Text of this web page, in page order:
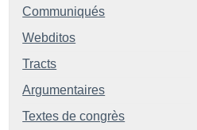
Communiqués
Webditos
Tracts
Argumentaires
Textes de congrès